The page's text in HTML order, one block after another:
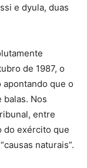
e dyula, duas
de 1987, o
apontando que o
Nos
entre
do exército que
naturais”.